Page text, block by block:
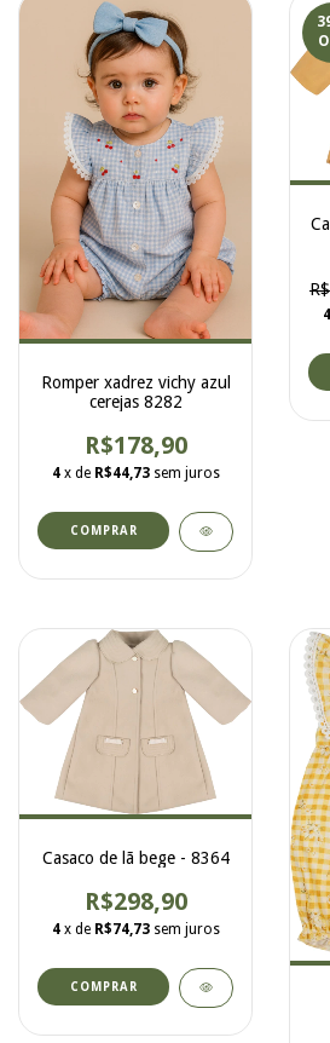
Romper xadrez vichy azul
cerejas 8282
R$178,90
4 x de R$44,73 sem juros
COMPRAR
4
Casaco de lã bege - 8364
R$298,90
4 x de R$74,73 sem juros
COMPRAR